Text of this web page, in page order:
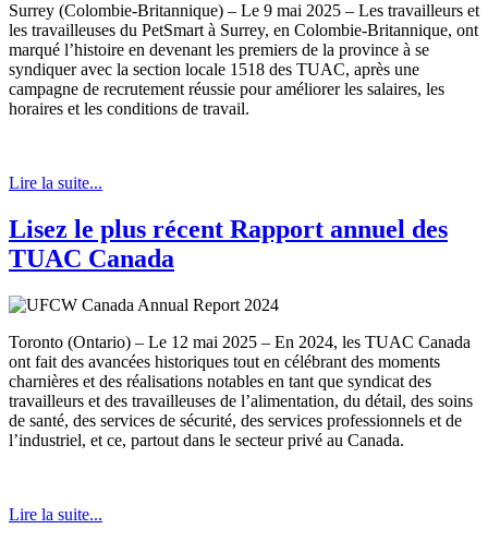
Surrey (Colombie-Britannique) – Le 9 mai 2025 – Les travailleurs et
les travailleuses du PetSmart à Surrey, en Colombie-Britannique, ont
marqué l’histoire en devenant les premiers de la province à se
syndiquer avec la section locale 1518 des TUAC, après une
campagne de recrutement réussie pour améliorer les salaires, les
horaires et les conditions de travail.
Lire la suite...
Lisez le plus récent Rapport annuel des
TUAC Canada
Toronto (Ontario) – Le 12 mai 2025 – En 2024, les TUAC Canada
ont fait des avancées historiques tout en célébrant des moments
charnières et des réalisations notables en tant que syndicat des
travailleurs et des travailleuses de l’alimentation, du détail, des soins
de santé, des services de sécurité, des services professionnels et de
l’industriel, et ce, partout dans le secteur privé au Canada.
Lire la suite...